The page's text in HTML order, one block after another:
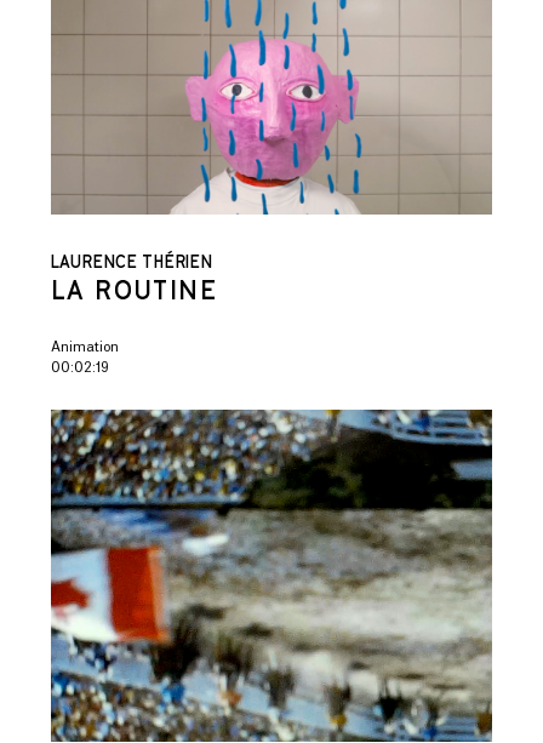
LAURENCE THÉRIEN
LA ROUTINE
Animation
00:02:19